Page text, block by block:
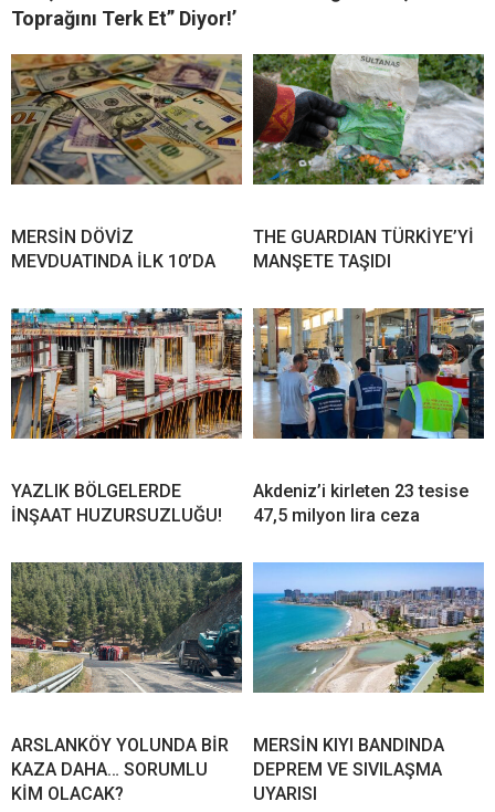
Toprağını Terk Et” Diyor!’
MERSİN DÖVİZ
MEVDUATINDA İLK 10’DA
THE GUARDIAN TÜRKİYE’Yİ
MANŞETE TAŞIDI
YAZLIK BÖLGELERDE
İNŞAAT HUZURSUZLUĞU!
Akdeniz’i kirleten 23 tesise
47,5 milyon lira ceza
ARSLANKÖY YOLUNDA BİR
KAZA DAHA… SORUMLU
KİM OLACAK?
MERSİN KIYI BANDINDA
DEPREM VE SIVILAŞMA
UYARISI